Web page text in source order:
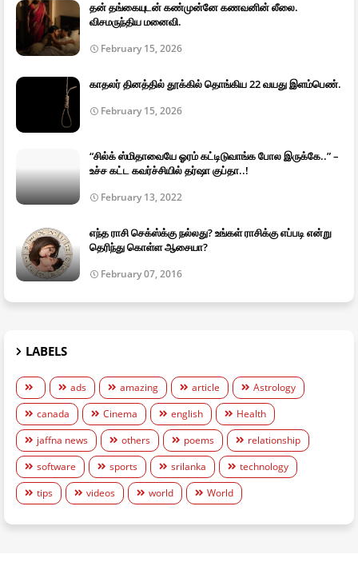
தன் தங்கையுடன் கண்முன்னே கணவனின் லீலை.
விசமருந்திய மனைவி.
February 15, 2026
காதலர் தினத்தில் தூக்கில் தொங்கிய 22 வயது இளம்பெண்.
February 15, 2026
“சில்க் ஸ்மிதாவையே ஓரம் கட்டிடுவாங்க போல இருக்கே..” –
உச்ச கட்ட கவர்ச்சியில் தர்ஷா குப்தா..!
February 13, 2022
எந்த ராசி செக்ஸ்க்கு நல்லது? உங்கள் ராசிக்கு எப்படி என்று
தெரிந்து கொள்ள ஆசையா?
February 07, 2016
LABELS
ads amazing article
Astrology
canada
Cinema english
Health
jaffna news
others poems
relationship
software
sports srilanka
technology
tips
videos world World